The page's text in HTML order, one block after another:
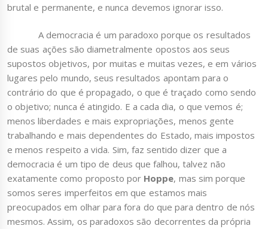
brutal e permanente, e nunca devemos ignorar isso.
A democracia é um paradoxo porque os resultados
de suas ações são diametralmente opostos aos seus
supostos objetivos, por muitas e muitas vezes, e em vários
lugares pelo mundo, seus resultados apontam para o
contrário do que é propagado, o que é traçado como sendo
o objetivo; nunca é atingido. E a cada dia, o que vemos é;
menos liberdades e mais expropriações, menos gente
trabalhando e mais dependentes do Estado, mais impostos
e menos respeito a vida. Sim, faz sentido dizer que a
democracia é um tipo de deus que falhou, talvez não
exatamente como proposto por Hoppe, mas sim porque
somos seres imperfeitos em que estamos mais
preocupados em olhar para fora do que para dentro de nós
mesmos. Assim, os paradoxos são decorrentes da própria